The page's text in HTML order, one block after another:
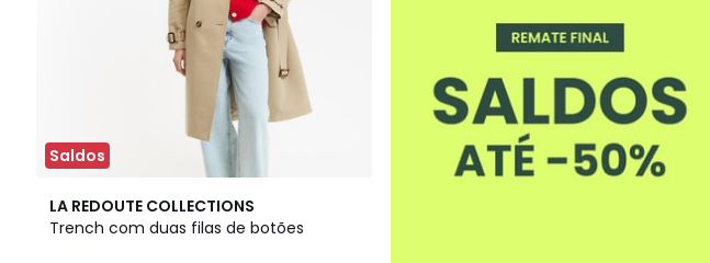
Saldos
LA REDOUTE COLLECTIONS
Trench com duas filas de botões
4,6
/ 5
2
Cores